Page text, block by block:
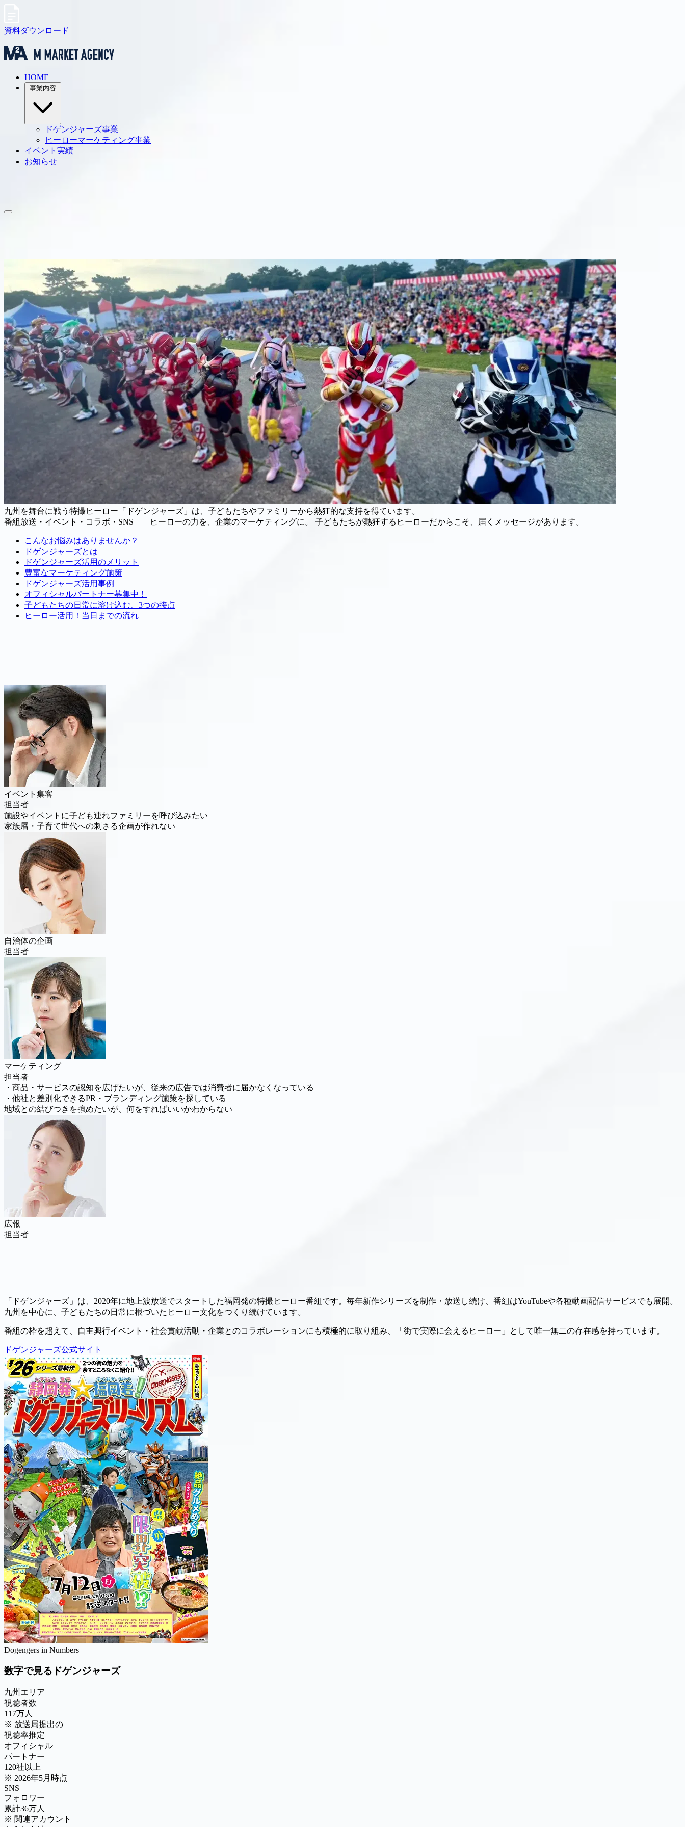
資料ダウンロード
HOME
事業内容
ドゲンジャーズ事業
ヒーローマーケティング事業
イベント実績
お知らせ
九州を舞台に戦う特撮ヒーロー「ドゲンジャーズ」は、子どもたちやファミリーから熱狂的な支持を得ています。
番組放送・イベント・コラボ・SNS——ヒーローの力を、企業のマーケティングに。 子どもたちが熱狂するヒーローだからこそ、届くメッセージがあります。
こんなお悩みはありませんか？
ドゲンジャーズとは
ドゲンジャーズ活用のメリット
豊富なマーケティング施策
ドゲンジャーズ活用事例
オフィシャルパートナー募集中！
子どもたちの日常に溶け込む、3つの接点
ヒーロー活用！当日までの流れ
イベント集客
担当者
施設やイベントに子ども連れファミリーを呼び込みたい
家族層・子育て世代への刺さる企画が作れない
自治体の企画
担当者
マーケティング
担当者
・商品・サービスの認知を広げたいが、従来の広告では消費者に届かなくなっている
・他社と差別化できるPR・ブランディング施策を探している
地域との結びつきを強めたいが、何をすればいいかわからない
広報
担当者
「ドゲンジャーズ」は、2020年に地上波放送でスタートした福岡発の特撮ヒーロー番組です。毎年新作シリーズを制作・放送し続け、番組はYouTubeや各種動画配信サービスでも展開。
九州を中心に、子どもたちの日常に根づいたヒーロー文化をつくり続けています。
番組の枠を超えて、自主興行イベント・社会貢献活動・企業とのコラボレーションにも積極的に取り組み、「街で実際に会えるヒーロー」として唯一無二の存在感を持っています。
ドゲンジャーズ公式サイト
Dogengers in Numbers
数字で見るドゲンジャーズ
九州エリア
視聴者数
117万人
※ 放送局提出の
視聴率推定
オフィシャル
パートナー
120社以上
※ 2026年5月時点
SNS
フォロワー
累計36万人
※ 関連アカウント